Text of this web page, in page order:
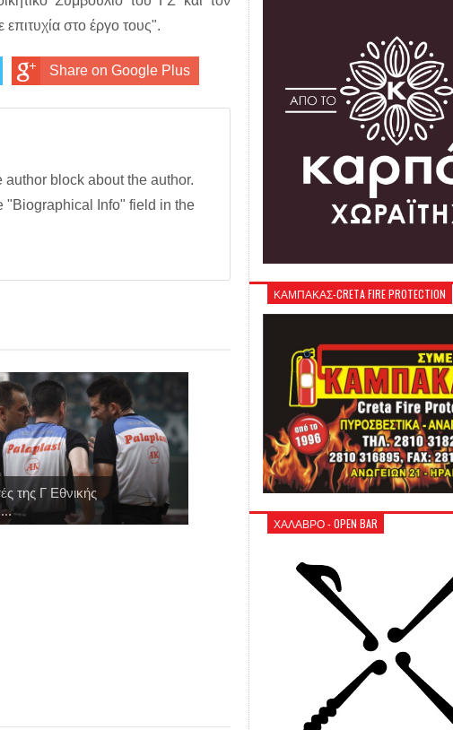
στο έργο τους".
Share on Google Plus
block about the author.
"Biographical Info" field in the
της Γ Εθνικής
ΚΑΜΠΑΚΑΣ-CRETA FIRE PROTECTION
ΧΑΛΑΒΡΟ - OPEN BAR